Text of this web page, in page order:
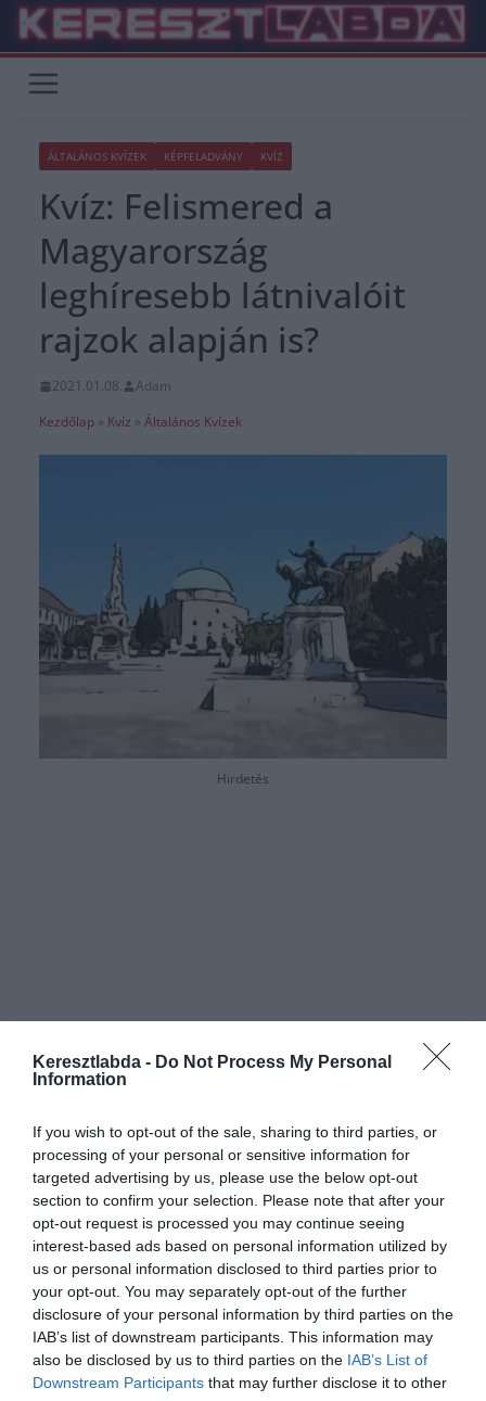
Keresztlabda - Do Not Process My Personal
Information
If you wish to opt-out of the sale, sharing to third parties, or
processing of your personal or sensitive information for
targeted advertising by us, please use the below opt-out
section to confirm your selection. Please note that after your
opt-out request is processed you may continue seeing
interest-based ads based on personal information utilized by
us or personal information disclosed to third parties prior to
your opt-out. You may separately opt-out of the further
disclosure of your personal information by third parties on the
IAB’s list of downstream participants. This information may
also be disclosed by us to third parties on the IAB’s List of
Downstream Participants that may further disclose it to other
Skip
content
ÁLTALÁNOS KVÍZEK KÉPFELADVÁNY KVÍZ
Kvíz: Felismered a
Magyarország
leghíresebb látnivalóit
rajzok alapján is?
2021.01.08.
Adam
Kezdőlap » Kvíz » Általános Kvízek
Hirdetés
eredményedet.
0%
Hol található a híd?